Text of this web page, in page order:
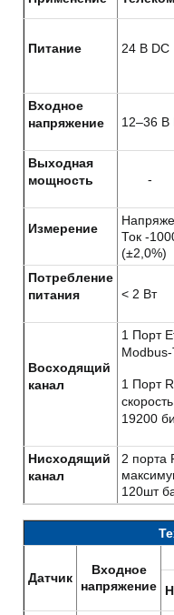
Питание 24 В DC
Входное
напряжение
12–36 В
Выходная
мощность
-
Измерение
Ток -
(±2,0%)
Потребление
питания
< 2 Вт
Восходящий
канал
1 Порт
1 Порт
19200
Нисходящий
канал
2 порта
120шт
Датчик
Входное
напряжение